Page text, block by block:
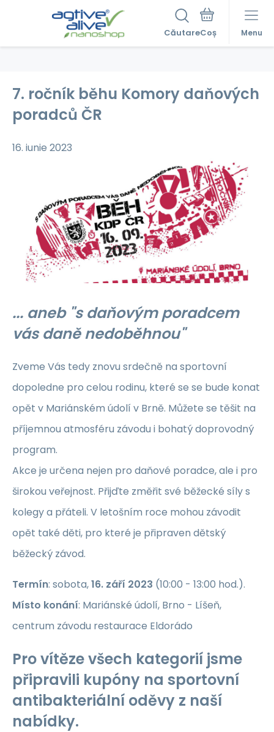
Căutare Menu
7. ročník běhu Komory daňových
poradců ČR
16. iunie 2023
... aneb "s daňovým poradcem
vás daně nedoběhnou"
Zveme Vás tedy znovu srdečně na sportovní
dopoledne pro celou rodinu, které se se bude konat
opět v Mariánském údolí v Brně. Můžete se těšit na
příjemnou atmosféru závodu i bohatý doprovodný
program.
Akce je určena nejen pro daňové poradce, ale i pro
širokou veřejnost. Přijďte změřit své běžecké síly s
kolegy a přáteli. V letošním roce mohou závodit
opět také děti, pro které je připraven dětský
běžecký závod.
Termín: sobota,16. září 2023 (10:00 - 13:00 hod.).
Místo konání: Mariánské údolí, Brno - Líšeň,
centrum závodu restaurace Eldorádo
Pro vítěze všech kategorií jsme
připravili kupóny na sportovní
antibakteriální oděvy z naší
nabídky.